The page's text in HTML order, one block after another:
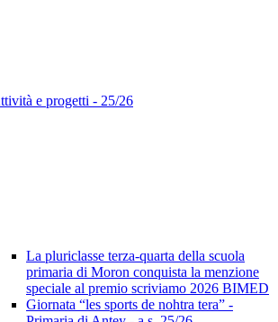
e progetti - 25/26
La pluriclasse terza-quarta della scuola
primaria di Moron conquista la menzione
speciale al premio scriviamo 2026 BIMED
Giornata “les sports de nohtra tera” -